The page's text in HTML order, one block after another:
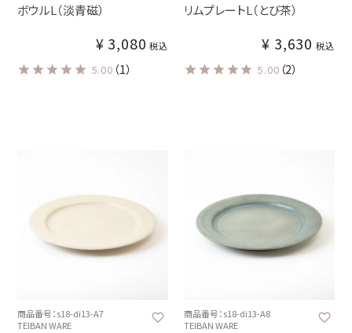
ボウルL（淡青磁）
¥ 3,080 税込
5.00 （1）
リムプレートL（とび茶）
¥ 3,630 税込
5.00 （2）
商品番号：s18-di13-A7
TEIBAN WARE
商品番号：s18-di13-A8
TEIBAN WARE